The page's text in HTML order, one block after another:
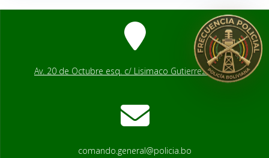
Av. 20 de Octubre esq. c/ Lisimaco Gutierrez # 2541
comando.general@policia.bo